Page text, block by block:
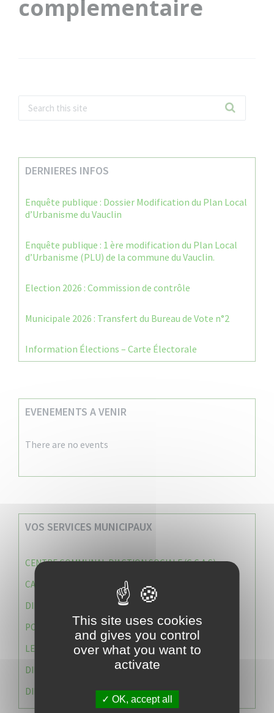
complementaire
DERNIERES INFOS
Enquête publique : Dossier Modification du Plan Local
d’Urbanisme du Vauclin
Enquête publique : 1 ère modification du Plan Local
d’Urbanisme (PLU) de la commune du Vauclin.
Election 2026 : Commission de contrôle
Municipale 2026 : Transfert du Bureau de Vote n°2
Information Élections – Carte Électorale
EVENEMENTS A VENIR
There are no events
VOS SERVICES MUNICIPAUX
CENTRE COMMUNAL D’ACTION SOCIALE (C.C.A.S)
CAISSE DES ÉCOLES
DIRECTION DES SERVICES TECHNIQUES
POLICE MUNICIPALE
LE CABINET DU MAIRE
DIRECTION DES RESSOURCES ET MOYENS
DIRECTION DU DEVELLOPPEMENT URBAIN DURABL
This site uses cookies
and gives you control
over what you want to
activate
OK, accept all